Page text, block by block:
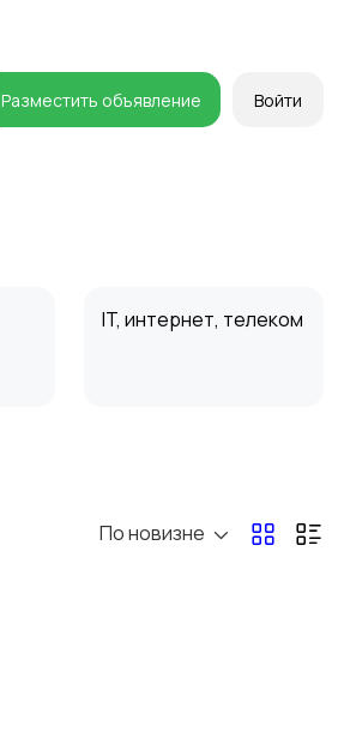
Разместить объявление Войти
IT, интернет, телеком
По новизне